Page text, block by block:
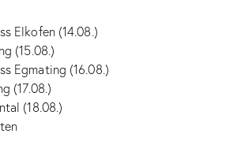
Elkofen (14.08.)
(15.08.)
Egmating (16.08.)
(17.08.)
(18.08.)